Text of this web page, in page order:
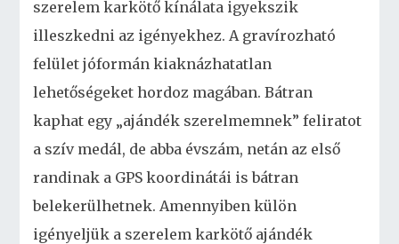
szerelem karkötő kínálata igyekszik
illeszkedni az igényekhez. A gravírozható
felület jóformán kiaknázhatatlan
lehetőségeket hordoz magában. Bátran
kaphat egy „ajándék szerelmemnek” feliratot
a szív medál, de abba évszám, netán az első
randinak a GPS koordinátái is bátran
belekerülhetnek. Amennyiben külön
igényeljük a szerelem karkötő ajándék